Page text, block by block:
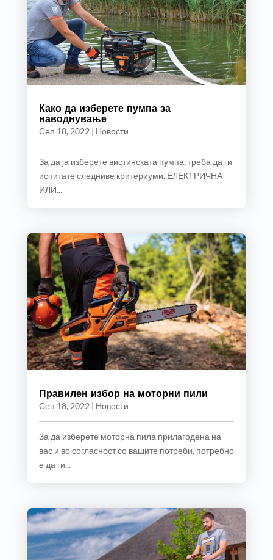
Како да изберете пумпа за
наводнување
Сеп 18, 2022 | Новости
За да ја изберете вистинската пумпа, треба да ги
испитате следниве критериуми. ЕЛЕКТРИЧНА
ИЛИ...
Правилен избор на моторни пили
Сеп 18, 2022 | Новости
За да изберете моторна пила прилагодена на
вас и во согласност со вашите потреби, потребно
е да ги...